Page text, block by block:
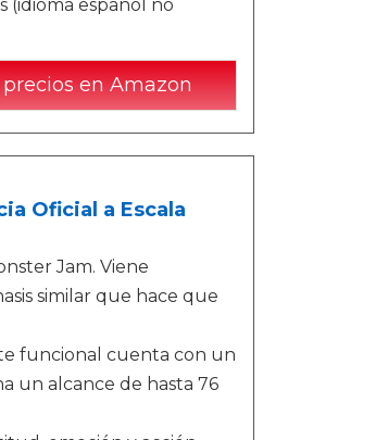
(idioma español no
en Amazon
Oficial a Escala
Jam. Viene
similar que hace que
funcional cuenta con un
un alcance de hasta 76